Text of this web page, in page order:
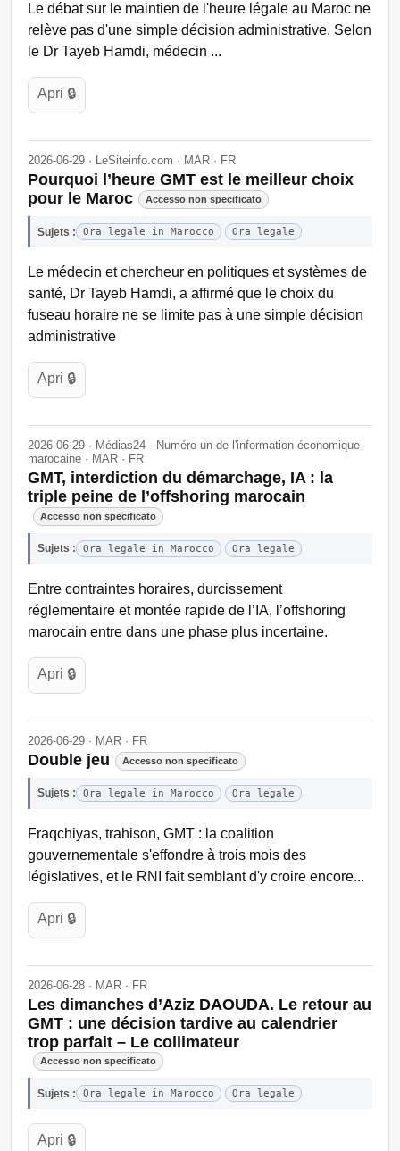
Le débat sur le maintien de l'heure légale au Maroc ne
relève pas d'une simple décision administrative. Selon
le Dr Tayeb Hamdi, médecin ...
Apri 🔒
2026-06-29 · LeSiteinfo.com · MAR · FR
Pourquoi l’heure GMT est le meilleur choix
pour le Maroc
Accesso non specificato
Sujets : Ora legale in Marocco Ora legale
Le médecin et chercheur en politiques et systèmes de
santé, Dr Tayeb Hamdi, a affirmé que le choix du
fuseau horaire ne se limite pas à une simple décision
administrative
Apri 🔒
2026-06-29 · Médias24 - Numéro un de l'information économique
marocaine · MAR · FR
GMT, interdiction du démarchage, IA : la
triple peine de l’offshoring marocain
Accesso non specificato
Sujets : Ora legale in Marocco Ora legale
Entre contraintes horaires, durcissement
réglementaire et montée rapide de l’IA, l’offshoring
marocain entre dans une phase plus incertaine.
Apri 🔒
2026-06-29 · MAR · FR
Double jeu Accesso non specificato
Sujets : Ora legale in Marocco Ora legale
Fraqchiyas, trahison, GMT : la coalition
gouvernementale s'effondre à trois mois des
législatives, et le RNI fait semblant d'y croire encore...
Apri 🔒
2026-06-28 · MAR · FR
Les dimanches d’Aziz DAOUDA. Le retour au
GMT : une décision tardive au calendrier
trop parfait – Le collimateur
Accesso non specificato
Sujets : Ora legale in Marocco Ora legale
Apri 🔒